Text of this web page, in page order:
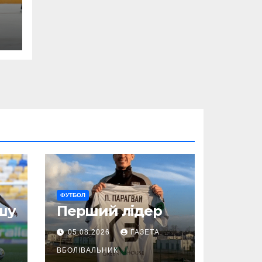
ФУТБОЛ
Перший лідер
05.08.2026 ГАЗЕТА
ВБОЛІВАЛЬНИК